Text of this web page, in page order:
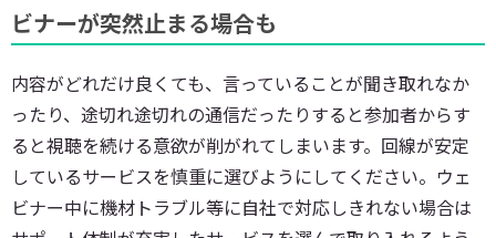
ビナーが突然止まる場合も
内容がどれだけ良くても、言っていることが聞き取れなか
ったり、途切れ途切れの通信だったりすると参加者からす
ると視聴を続ける意欲が削がれてしまいます。回線が安定
しているサービスを慎重に選びようにしてください。ウェ
ビナー中に機材トラブル等に自社で対応しきれない場合は